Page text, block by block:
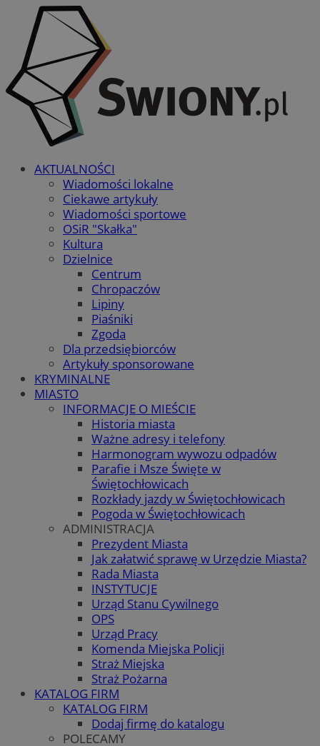
AKTUALNOŚCI
Wiadomości lokalne
Ciekawe artykuły
Wiadomości sportowe
OSiR "Skałka"
Kultura
Dzielnice
Centrum
Chropaczów
Lipiny
Piaśniki
Zgoda
Dla przedsiębiorców
Artykuły sponsorowane
KRYMINALNE
MIASTO
INFORMACJE O MIEŚCIE
Historia miasta
Ważne adresy i telefony
Harmonogram wywozu odpadów
Parafie i Msze Święte w
Świętochłowicach
Rozkłady jazdy w Świętochłowicach
Pogoda w Świętochłowicach
ADMINISTRACJA
Prezydent Miasta
Jak załatwić sprawę w Urzędzie Miasta?
Rada Miasta
INSTYTUCJE
Urząd Stanu Cywilnego
OPS
Urząd Pracy
Komenda Miejska Policji
Straż Miejska
Straż Pożarna
KATALOG FIRM
KATALOG FIRM
Dodaj firmę do katalogu
POLECAMY